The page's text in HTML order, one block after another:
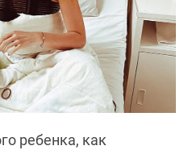
ребенка, как